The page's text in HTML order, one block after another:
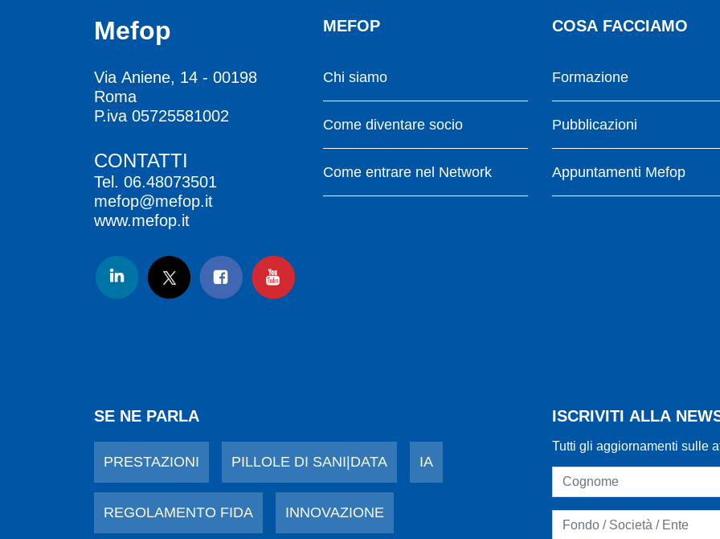
Mefop
Via Aniene, 14 - 00198
Roma
P.iva 05725581002
CONTATTI
Tel. 06.48073501
mefop@mefop.it
www.mefop.it
MEFOP
Chi siamo
Come diventare socio
Come entrare nel Network
COSA FACCIAMO
Formazione
Pubblicazioni
Appuntamenti Mefop
SE NE PARLA
PRESTAZIONI PILLOLE DI SANI|DATA IA
REGOLAMENTO FIDA INNOVAZIONE
ISCRIVITI ALLA
Tutti gli aggiornamenti sulle